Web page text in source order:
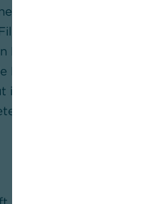
Mit ungefähr
der deutschen
Privat- und
ist an allen wichtigen
es mit rund 49.300